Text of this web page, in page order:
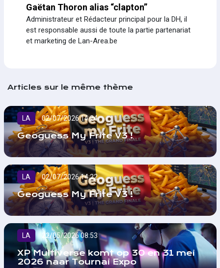
Gaëtan Thoron alias “clapton”
Administrateur et Rédacteur principal pour la DH, il
est responsable aussi de toute la partie partenariat
et marketing de Lan-Area.be
Articles sur le même thème
LA 02/07/2026 14:24
Geoguess My Frite V3 !
LA 02/07/2026 14:22
Geoguess My Frite V3 !
LA 22/05/2026 08:53
XP Multiverse komt op 30 en 31 mei
2026 naar Tournai Expo